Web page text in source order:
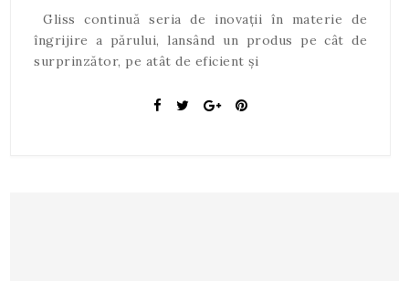
Gliss continuă seria de inovații în materie de
îngrijire a părului, lansând un produs pe cât de
surprinzător, pe atât de eficient și